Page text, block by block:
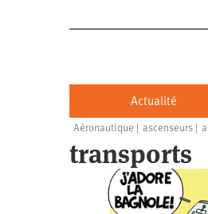
Actualité
Actualité
Politique
Entreprises
Aéronautique ascenseurs
transports